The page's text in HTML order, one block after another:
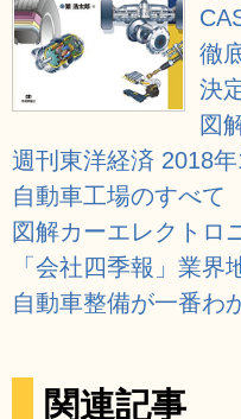
徹
決
図
週刊東洋経済 2018
自動車工場のすべて
図解カーエレクトロ
「会社四季報」業
自動車整備が一番わ
関連記事